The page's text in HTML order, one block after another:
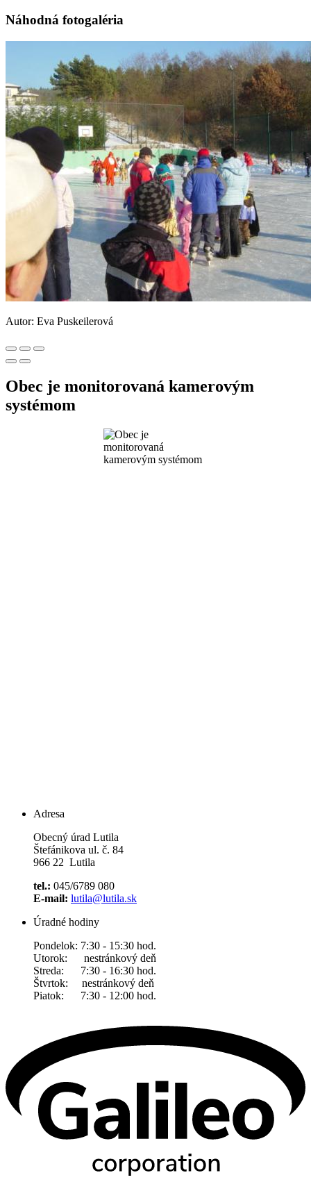
Náhodná fotogaléria
Autor: Eva Puskeilerová
Obec je monitorovaná kamerovým
systémom
Adresa
Obecný úrad Lutila
Štefánikova ul. č. 84
966 22 Lutila
tel.: 045/6789 080
E-mail: lutila@lutila.sk
Úradné hodiny
Pondelok: 7:30 - 15:30 hod.
Utorok: nestránkový deň
Streda: 7:30 - 16:30 hod.
Štvrtok: nestránkový deň
Piatok: 7:30 - 12:00 hod.